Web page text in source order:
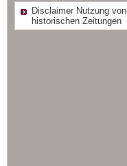
Disclaimer Nutzung von
historischen Zeitungen